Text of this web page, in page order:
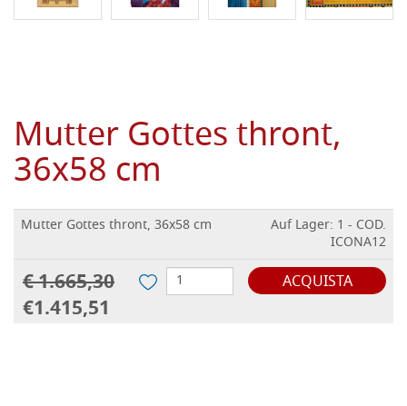
Mutter Gottes thront,
36x58 cm
Mutter Gottes thront, 36x58 cm
Auf Lager: 1 - COD.
ICONA12
€ 1.665,30
€1.415,51
ACQUISTA